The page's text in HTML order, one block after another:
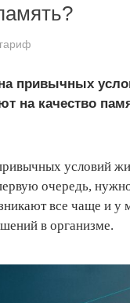
привычных
на качество
условий
очередь,
все чаще и у
в организме.